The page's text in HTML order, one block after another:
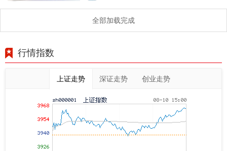
群体决策博弈视角
全部加载完成
行情指数
上证走势 深证走势 创业走势